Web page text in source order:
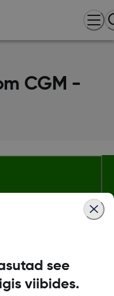
CGM -
see
viibides.